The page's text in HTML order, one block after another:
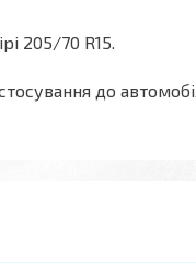
205/70 R15.
до